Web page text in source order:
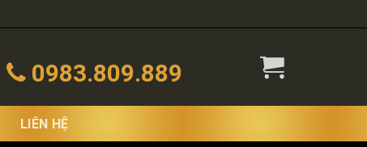
0983.809.889
LIÊN HỆ